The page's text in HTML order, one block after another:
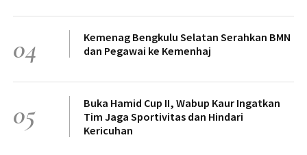
04
Kemenag Bengkulu Selatan Serahkan BMN
dan Pegawai ke Kemenhaj
05
Buka Hamid Cup II, Wabup Kaur Ingatkan
Tim Jaga Sportivitas dan Hindari
Kericuhan